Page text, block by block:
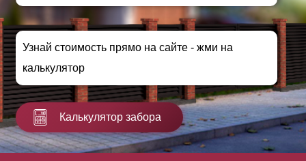
Узнай стоимость прямо на сайте - жми на
калькулятор
Калькулятор забора